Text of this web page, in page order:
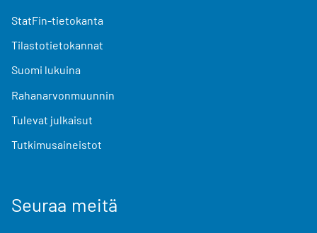
StatFin-tietokanta
Tilastotietokannat
Suomi lukuina
Rahanarvonmuunnin
Tulevat julkaisut
Tutkimusaineistot
Seuraa meitä